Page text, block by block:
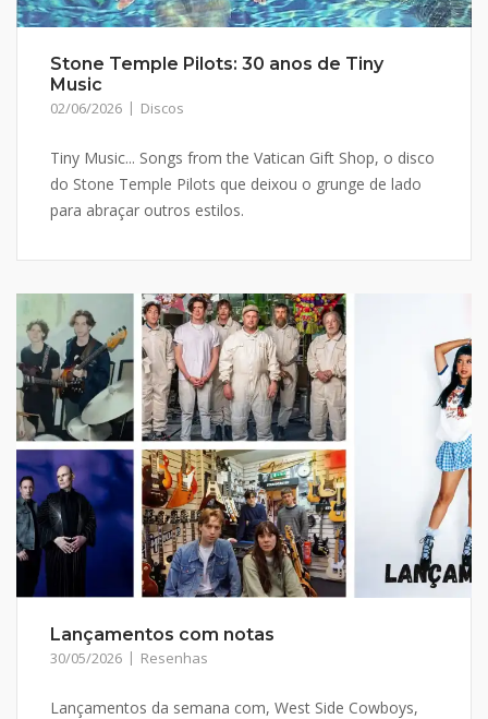
Stone Temple Pilots: 30 anos de Tiny
Music
02/06/2026 Discos
Tiny Music... Songs from the Vatican Gift Shop, o disco
do Stone Temple Pilots que deixou o grunge de lado
para abraçar outros estilos.
Lançamentos com notas
30/05/2026 Resenhas
Lançamentos da semana com, West Side Cowboys,